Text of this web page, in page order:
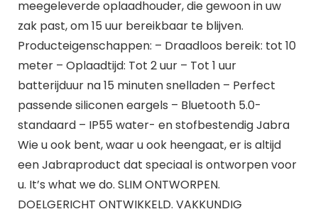
meegeleverde oplaadhouder, die gewoon in uw
zak past, om 15 uur bereikbaar te blijven.
Producteigenschappen: – Draadloos bereik: tot 10
meter – Oplaadtijd: Tot 2 uur – Tot 1 uur
batterijduur na 15 minuten snelladen – Perfect
passende siliconen eargels – Bluetooth 5.0-
standaard – IP55 water- en stofbestendig Jabra
Wie u ook bent, waar u ook heengaat, er is altijd
een Jabraproduct dat speciaal is ontworpen voor
u. It’s what we do. SLIM ONTWORPEN.
DOELGERICHT ONTWIKKELD. VAKKUNDIG